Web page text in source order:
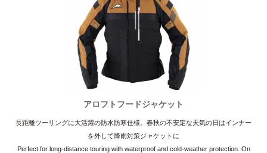
アロフトフードジャケット
長距離ツーリングに大活躍の防水防寒仕様。春秋の不安定な天気の日はインナー
を外して降雨対策ジャケットに
Perfect for long-distance touring with waterproof and cold-weather protection. On